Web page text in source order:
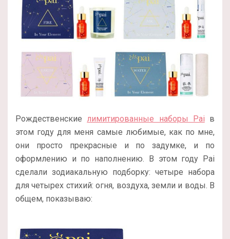
Рождественскиелимитированные наборы Pai в
этом году для меня самые любимые, как по мне,
они просто прекрасные и по задумке, и по
оформлению и по наполнению. В этом году Pai
сделали зодиакальную подборку: четыре набора
для четырех стихий: огня, воздуха, земли и воды. В
общем, показываю: